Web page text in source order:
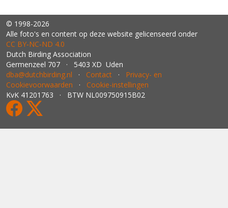
© 1998-2026
Alle foto's en content op deze website gelicenseerd onder
CC BY‑NC‑ND 4.0
Dutch Birding Association
Germenzeel 707 · 5403 XD Uden
dba@dutchbirding.nl · Contact · Privacy- en
Cookievoorwaarden · Cookie-instellingen
KvK 41201763 · BTW NL009750915B02